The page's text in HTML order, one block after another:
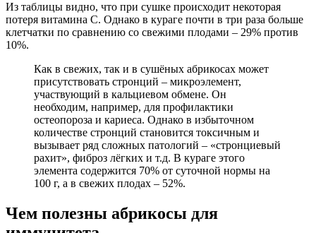
Из таблицы видно, что при сушке происходит некоторая
потеря витамина С. Однако в кураге почти в три раза больше
клетчатки по сравнению со свежими плодами – 29% против
10%.
Как в свежих, так и в сушёных абрикосах может
присутствовать стронций – микроэлемент,
участвующий в кальциевом обмене. Он
необходим, например, для профилактики
остеопороза и кариеса. Однако в избыточном
количестве стронций становится токсичным и
вызывает ряд сложных патологий – «стронциевый
рахит», фиброз лёгких и т.д. В кураге этого
элемента содержится 70% от суточной нормы на
100 г, а в свежих плодах – 52%.
Чем полезны абрикосы для